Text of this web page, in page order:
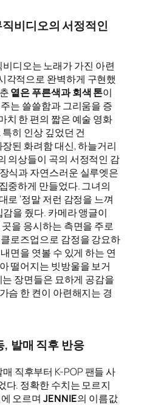
비디오의 서정적인
비디오는 노래가 가진 아련
각적으로 완벽하게 구현했
옅은 푸른색과 회색 톤이
는 쓸쓸함과 그리움을 증
치 한 편의 짧은 예술 영화
히 인상 깊었던 건
된 화려함 대신, 하늘거리
의상들이 곡의 서정적인 감
식과 자연스러운 실루엣은
중하게 만들었다. 그녀의
로 ‘정말 저런 감정을 느껴
감을 줬다. 카메라 앵글이
을 응시하는 측면을 주로
로즈업으로 감정을 강요하
면을 엿볼 수 있게 하는 연
떨어지는 빗방울을 보거
장면들은 묘하게 공감을
슴 한 켠이 아련해지는 경
, 발매 직후 반응
매 직후부터 K-POP 팬들 사
다. 정확한 수치는 모르지
오르며 JENNIE의 이름값